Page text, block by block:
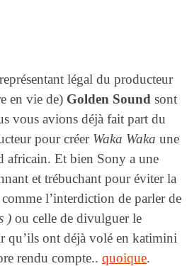
légal du producteur
en vie de) Golden Sound sont
vous avions déjà fait part du
pour créer Waka Waka une
africain. Et bien Sony a une
et trébuchant pour éviter la
l’interdiction de parler de
) ou celle de divulguer le
qu’ils ont déjà volé en katimini
rendu compte.. quoique.